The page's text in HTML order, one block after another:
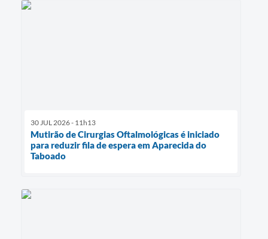
30 JUL 2026 - 11h13
Mutirão de Cirurgias Oftalmológicas é iniciado
para reduzir fila de espera em Aparecida do
Taboado